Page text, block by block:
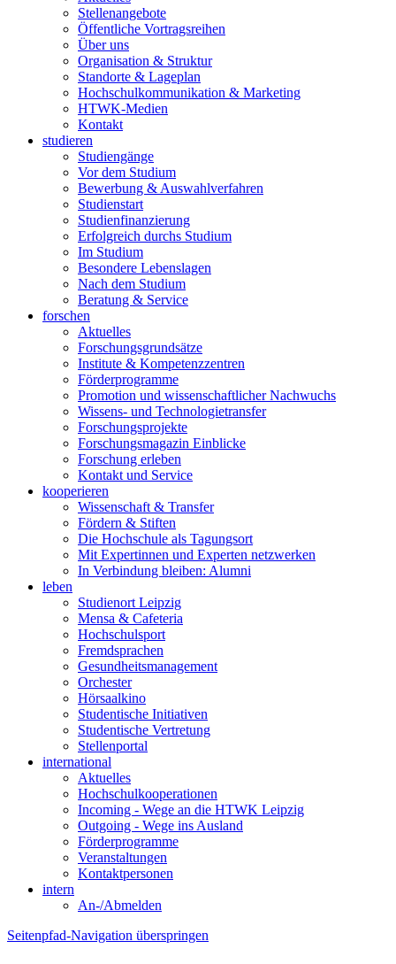
Stellenangebote
Öffentliche Vortragsreihen
Über uns
Organisation & Struktur
Standorte & Lageplan
Hochschulkommunikation & Marketing
HTWK-Medien
Kontakt
studieren
Studiengänge
Vor dem Studium
Bewerbung & Auswahlverfahren
Studienstart
Studienfinanzierung
Erfolgreich durchs Studium
Im Studium
Besondere Lebenslagen
Nach dem Studium
Beratung & Service
forschen
Aktuelles
Forschungsgrundsätze
Institute & Kompetenzzentren
Förderprogramme
Promotion und wissenschaftlicher Nachwuchs
Wissens- und Technologietransfer
Forschungsprojekte
Forschungsmagazin Einblicke
Forschung erleben
Kontakt und Service
kooperieren
Wissenschaft & Transfer
Fördern & Stiften
Die Hochschule als Tagungsort
Mit Expertinnen und Experten netzwerken
In Verbindung bleiben: Alumni
leben
Studienort Leipzig
Mensa & Cafeteria
Hochschulsport
Fremdsprachen
Gesundheitsmanagement
Orchester
Hörsaalkino
Studentische Initiativen
Studentische Vertretung
Stellenportal
international
Aktuelles
Hochschulkooperationen
Incoming - Wege an die HTWK Leipzig
Outgoing - Wege ins Ausland
Förderprogramme
Veranstaltungen
Kontaktpersonen
intern
An-/Abmelden
Seitenpfad-Navigation überspringen